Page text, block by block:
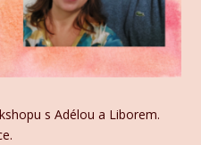
s Adélou a Liborem.